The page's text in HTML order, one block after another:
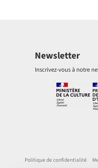
Newsletter
Inscrivez-vous à notre
Politique de confidentialité